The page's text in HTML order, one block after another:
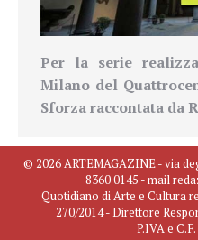
Per la serie
Milano del
Sforza raccontata da
© 2026 ARTEMAGAZINE - via
8360 0145 - mail
Quotidiano di Arte e Cultura
270/2014 - Direttore
P.IVA e